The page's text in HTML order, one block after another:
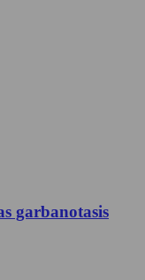
garbanotasis